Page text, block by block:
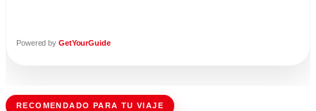
Powered by GetYourGuide
RECOMENDADO PARA TU VIAJE